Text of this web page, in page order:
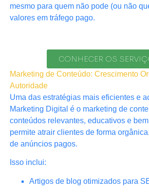
mesmo para quem não pode (ou não
valores em tráfego pago.
CONHECER OS
Marketing de Conteúdo: Crescimento
Autoridade
Uma das estratégias mais eficientes e
Marketing Digital é o marketing de
conteúdos relevantes, educativos e
permite atrair clientes de forma
de anúncios pagos.
Isso inclui:
Artigos de blog otimizados para